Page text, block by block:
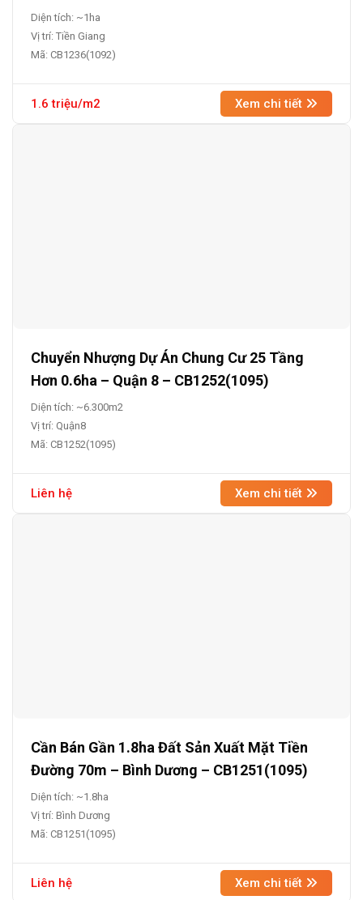
Diện tích: ~1ha
Vị trí: Tiền Giang
Mã: CB1236(1092)
1.6 triệu/m2 Xem chi tiết
Chuyển Nhượng Dự Án Chung Cư 25 Tầng
Hơn 0.6ha – Quận 8 – CB1252(1095)
Diện tích: ~6.300m2
Vị trí: Quận8
Mã: CB1252(1095)
Liên hệ Xem chi tiết
Cần Bán Gần 1.8ha Đất Sản Xuất Mặt Tiền
Đường 70m – Bình Dương – CB1251(1095)
Diện tích: ~1.8ha
Vị trí: Bình Dương
Mã: CB1251(1095)
Liên hệ Xem chi tiết